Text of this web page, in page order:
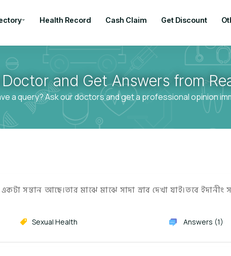
Health Record Cash Claim Get Discount
and Get Answers from
a query? Ask our doctors and get a professional opinion
সন্তান আছে।তার মাঝে মাঝে সাদা স্রাব দেখা যাই।তবে ইদানীং
Sexual Health Answers (1)